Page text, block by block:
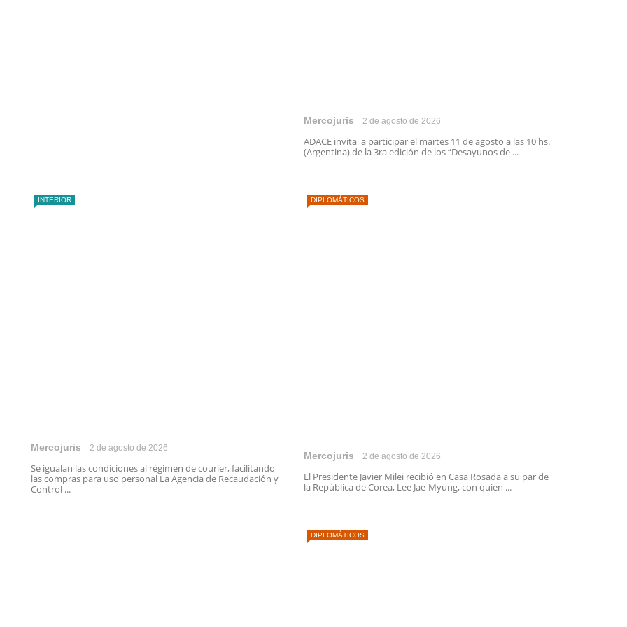
Mercojuris 2 de agosto de 2026
ADACE invita a participar el martes 11 de agosto a las 10 hs.
(Argentina) de la 3ra edición de los “Desayunos de ...
INTERIOR
Mercojuris 2 de agosto de 2026
Se igualan las condiciones al régimen de courier, facilitando
las compras para uso personal La Agencia de Recaudación y
Control ...
DIPLOMÁTICOS
Mercojuris 2 de agosto de 2026
El Presidente Javier Milei recibió en Casa Rosada a su par de
la República de Corea, Lee Jae-Myung, con quien ...
DIPLOMÁTICOS